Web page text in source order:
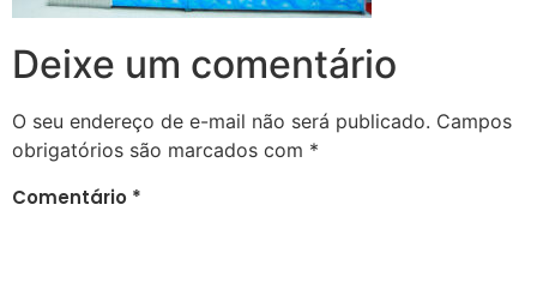
Deixe um comentário
O seu endereço de e-mail não será publicado. Campos
obrigatórios são marcados com *
Comentário *